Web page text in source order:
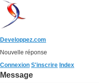
Developpez.com
Nouvelle réponse
Connexion S'inscrire Index
Message